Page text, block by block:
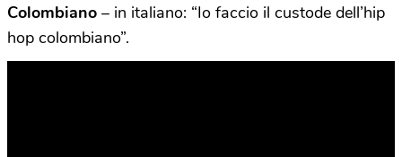
Colombiano – in italiano: “Io faccio il custode dell’hip
hop colombiano”.